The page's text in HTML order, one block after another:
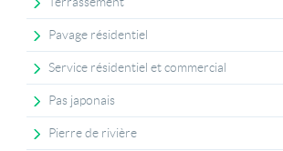
Pavage résidentiel
Service résidentiel et commercial
Pas japonais
Pierre de rivière